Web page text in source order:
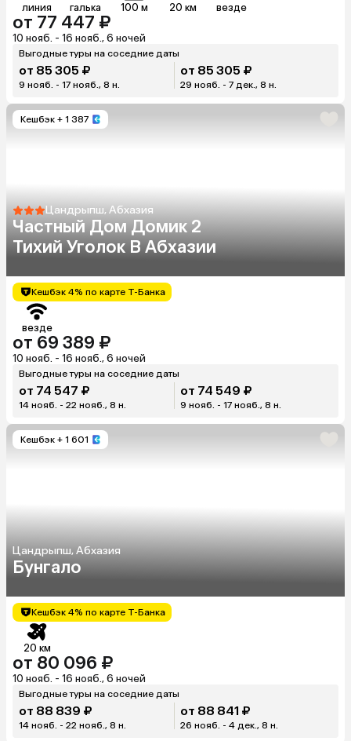
линия галька 100 м 20 км везде
от 77 447 ₽
10 нояб. - 16 нояб., 6 ночей
Выгодные туры на соседние даты
от 85 305 ₽
9 нояб. - 17 нояб., 8 н.
от 85 305 ₽
29 нояб. - 7 дек., 8 н.
Кешбэк + 1 387
Цандрыпш, Абхазия
Частный Дом Домик 2
Тихий Уголок В Абхазии
Кешбэк 4% по карте Т-Банка
везде
от 69 389 ₽
10 нояб. - 16 нояб., 6 ночей
Выгодные туры на соседние даты
от 74 547 ₽
14 нояб. - 22 нояб., 8 н.
от 74 549 ₽
9 нояб. - 17 нояб., 8 н.
Кешбэк + 1 601
Цандрыпш, Абхазия
Бунгало
Кешбэк 4% по карте Т-Банка
20 км
от 80 096 ₽
10 нояб. - 16 нояб., 6 ночей
Выгодные туры на соседние даты
от 88 839 ₽
14 нояб. - 22 нояб., 8 н.
от 88 841 ₽
26 нояб. - 4 дек., 8 н.